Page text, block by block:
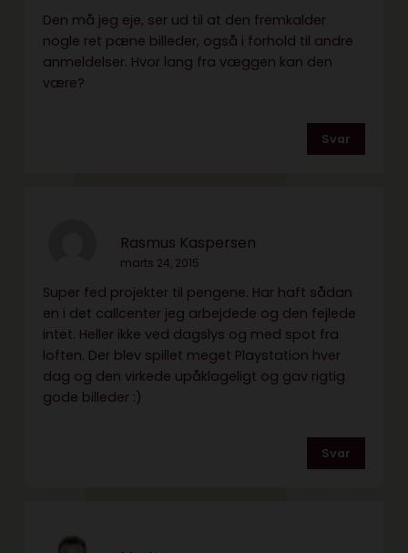
Den må jeg eje, ser ud til at den fremkalder
nogle ret pæne billeder, også i forhold til andre
anmeldelser. Hvor lang fra væggen kan den
være?
Svar
Rasmus Kaspersen
marts 24, 2015
Super fed projekter til pengene. Har haft sådan
en i det callcenter jeg arbejdede og den fejlede
intet. Heller ikke ved dagslys og med spot fra
loften. Der blev spillet meget Playstation hver
dag og den virkede upåklageligt og gav rigtig
gode billeder :)
Svar